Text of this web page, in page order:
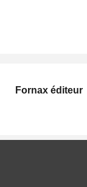
Fornax éditeur